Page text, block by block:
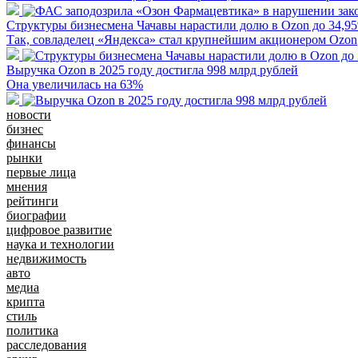
Структуры бизнесмена Чачавы нарастили долю в Ozon до
Так, совладелец «Яндекса» стал крупнейшим акционером Ozon
Выручка Ozon в 2025 году достигла 998 млрд рублей
Она увеличилась на 63%
новости
бизнес
финансы
рынки
первые лица
мнения
рейтинги
биографии
цифровое развитие
наука и технологии
недвижимость
авто
медиа
крипта
стиль
политика
расследования